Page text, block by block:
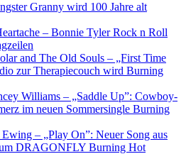
Granny wird 100 Jahre alt
– Bonnie Tyler Rock n Roll
and The Old Souls – „First Time
zur Therapiecouch wird Burning
Williams – „Saddle Up”: Cowboy-
im neuen Sommersingle Burning
– „Play On”: Neuer Song aus
DRAGONFLY Burning Hot